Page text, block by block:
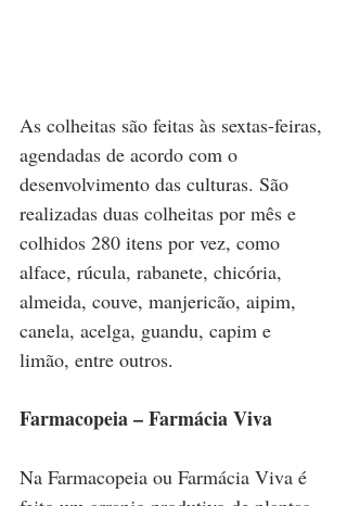
As colheitas são feitas às sextas-feiras,
agendadas de acordo com o
desenvolvimento das culturas. São
realizadas duas colheitas por mês e
colhidos 280 itens por vez, como
alface, rúcula, rabanete, chicória,
almeida, couve, manjericão, aipim,
canela, acelga, guandu, capim e
limão, entre outros.
Farmacopeia – Farmácia Viva
Na Farmacopeia ou Farmácia Viva é